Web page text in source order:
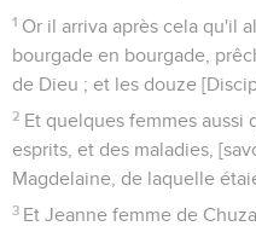
1 Or il arriva après cela qu'il
bourgade en bourgade,
de Dieu ; et les douze
2 Et quelques femmes aussi
esprits, et des maladies,
Magdelaine, de laquelle
3 Et Jeanne femme de